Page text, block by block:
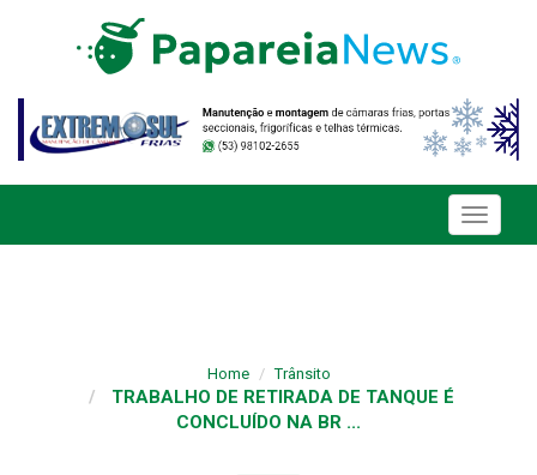
Toggle
Home Trânsito
TRABALHO DE RETIRADA DE TANQUE É
CONCLUÍDO NA BR ...